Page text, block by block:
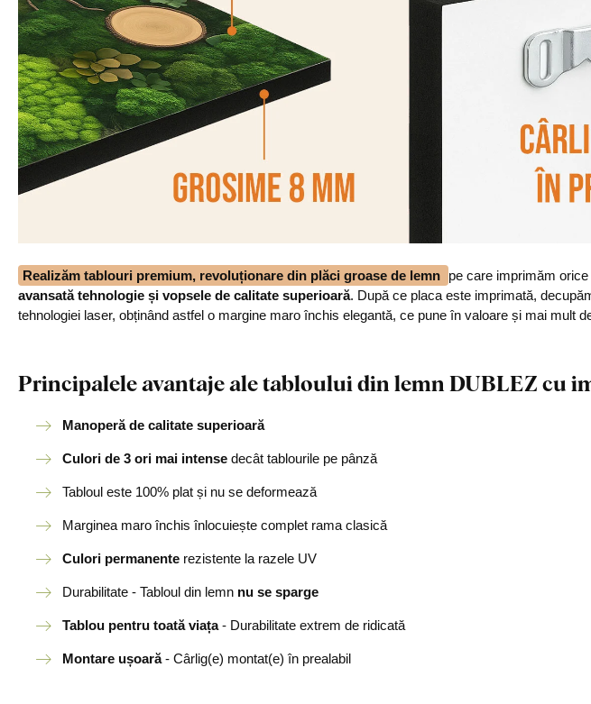
Realizăm tablouri premium, revoluționare din plăci groase de lemn pe care imprimăm
avansată tehnologie și vopsele de calitate superioară. După ce placa este imprimată,
tehnologiei laser, obținând astfel o margine maro închis elegantă, ce pune în valoare și mai mult
Principalele avantaje ale tabloului din lemn DUBLEZ cu
Manoperă de calitate superioară
Culori de 3 ori mai intense decât tablourile pe pânză
Tabloul este 100% plat și nu se deformează
Marginea maro închis înlocuiește complet rama clasică
Culori permanente rezistente la razele UV
Durabilitate - Tabloul din lemn nu se sparge
Tablou pentru toată viața- Durabilitate extrem de ridicată
Montare ușoară- Cârlig(e) montat(e) în prealabil